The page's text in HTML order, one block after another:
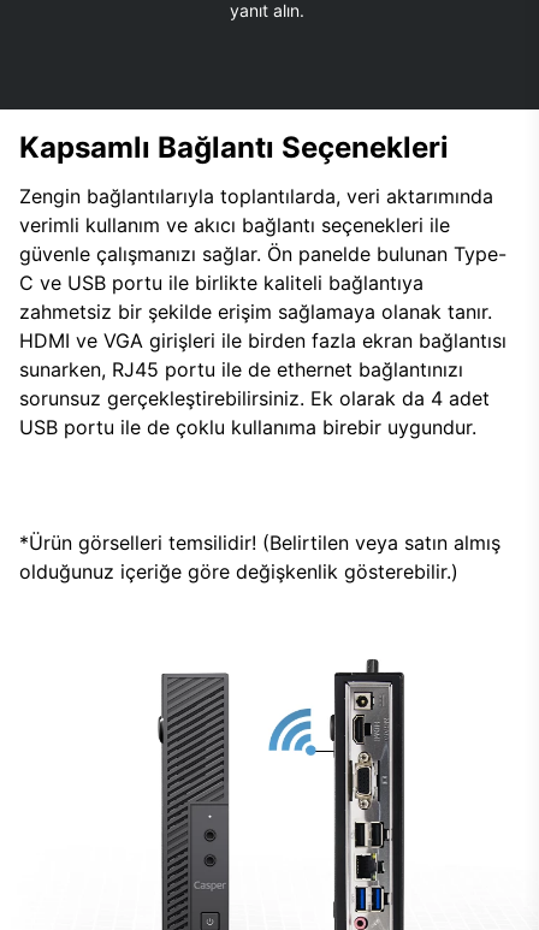
yanıt alın.
Kapsamlı Bağlantı Seçenekleri
Zengin bağlantılarıyla toplantılarda, veri aktarımında
verimli kullanım ve akıcı bağlantı seçenekleri ile
güvenle çalışmanızı sağlar. Ön panelde bulunan Type-
C ve USB portu ile birlikte kaliteli bağlantıya
zahmetsiz bir şekilde erişim sağlamaya olanak tanır.
HDMI ve VGA girişleri ile birden fazla ekran bağlantısı
sunarken, RJ45 portu ile de ethernet bağlantınızı
sorunsuz gerçekleştirebilirsiniz. Ek olarak da 4 adet
USB portu ile de çoklu kullanıma birebir uygundur.
*Ürün görselleri temsilidir! (Belirtilen veya satın almış
olduğunuz içeriğe göre değişkenlik gösterebilir.)